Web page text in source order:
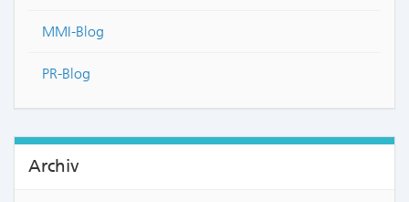
MMI-Blog
PR-Blog
Archiv